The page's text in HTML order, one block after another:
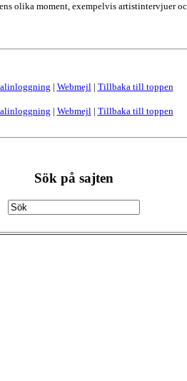
olika moment, exempelvis artistintervjuer
| Webmejl| Tillbaka till toppen
| Webmejl| Tillbaka till toppen
Sök på sajten